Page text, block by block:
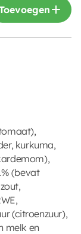
kurkuma,
(bevat
(citroenzuur),
melk en